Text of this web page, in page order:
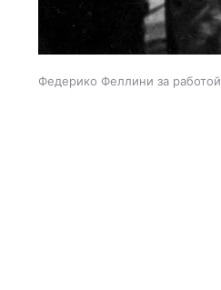
Федерико Феллини за работой